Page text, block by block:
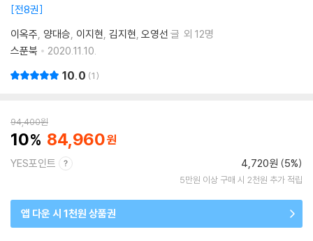
전8권
이옥주 양대승 이지현 김지현 오영선 글 외 12명
스푼북
2020.11.10.
10.0 1
94,400원
10 84,960
YES포인트 4,720원 (5%)
5만원 이상 구매 시 2천원 추가 적립
앱 다운 시 1천원 상품권